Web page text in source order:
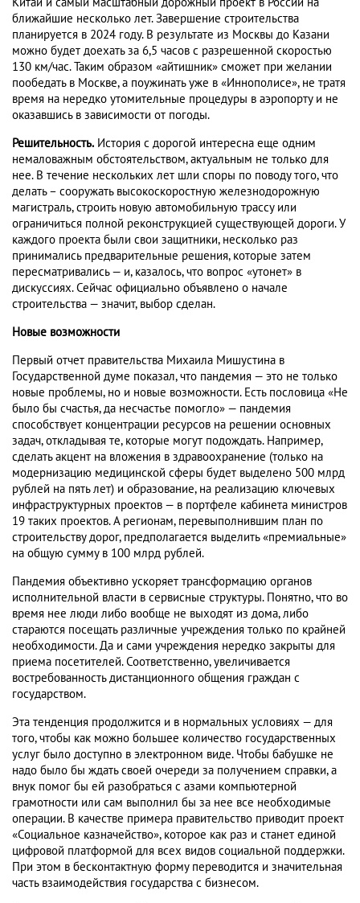
ближайшие несколько лет. Завершение строительства
планируется в 2024 году. В результате из Москвы до Казани
можно будет доехать за 6,5 часов с разрешенной скоростью
130 км/час. Таким образом «айтишник» сможет при желании
пообедать в Москве, а поужинать уже в «Иннополисе», не тратя
время на нередко утомительные процедуры в аэропорту и не
оказавшись в зависимости от погоды.
Решительность. История с дорогой интересна еще одним
немаловажным обстоятельством, актуальным не только для
нее. В течение нескольких лет шли споры по поводу того, что
делать – сооружать высокоскоростную железнодорожную
магистраль, строить новую автомобильную трассу или
ограничиться полной реконструкцией существующей дороги. У
каждого проекта были свои защитники, несколько раз
принимались предварительные решения, которые затем
пересматривались — и, казалось, что вопрос «утонет» в
дискуссиях. Сейчас официально объявлено о начале
строительства — значит, выбор сделан.
Новые возможности
Первый отчет правительства Михаила Мишустина в
Государственной думе показал, что пандемия — это не только
новые проблемы, но и новые возможности. Есть пословица «Не
было бы счастья, да несчастье помогло» — пандемия
способствует концентрации ресурсов на решении основных
задач, откладывая те, которые могут подождать. Например,
сделать акцент на вложения в здравоохранение (только на
модернизацию медицинской сферы будет выделено 500 млрд
рублей на пять лет) и образование, на реализацию ключевых
инфраструктурных проектов — в портфеле кабинета министров
19 таких проектов. А регионам, перевыполнившим план по
строительству дорог, предполагается выделить «премиальные»
на общую сумму в 100 млрд рублей.
Пандемия объективно ускоряет трансформацию органов
исполнительной власти в сервисные структуры. Понятно, что во
время нее люди либо вообще не выходят из дома, либо
стараются посещать различные учреждения только по крайней
необходимости. Да и сами учреждения нередко закрыты для
приема посетителей. Соответственно, увеличивается
востребованность дистанционного общения граждан с
государством.
Эта тенденция продолжится и в нормальных условиях — для
того, чтобы как можно большее количество государственных
услуг было доступно в электронном виде. Чтобы бабушке не
надо было бы ждать своей очереди за получением справки, а
внук помог бы ей разобраться с азами компьютерной
грамотности или сам выполнил бы за нее все необходимые
операции. В качестве примера правительство приводит проект
«Социальное казначейство», которое как раз и станет единой
цифровой платформой для всех видов социальной поддержки.
При этом в бесконтактную форму переводится и значительная
часть взаимодействия государства с бизнесом.